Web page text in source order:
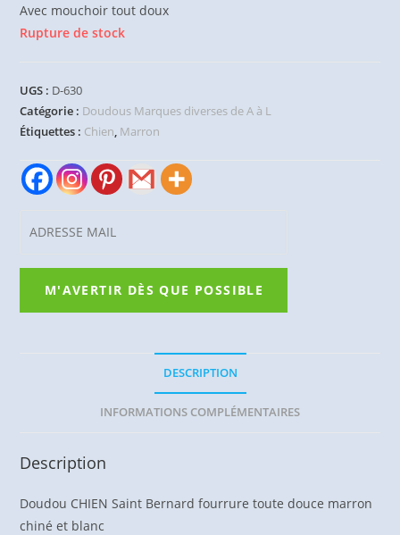
Avec mouchoir tout doux
Rupture de stock
UGS : D-630
Catégorie : Doudous Marques diverses de A à L
Étiquettes : Chien, Marron
DESCRIPTION
INFORMATIONS COMPLÉMENTAIRES
Description
Doudou CHIEN Saint Bernard fourrure toute douce marron
chiné et blanc